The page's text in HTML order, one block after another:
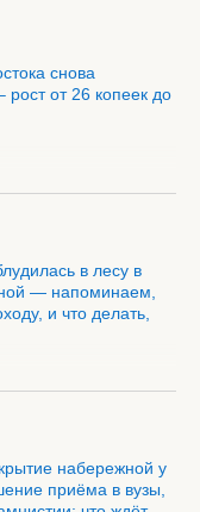
снова
рост от 26 копеек до
в лесу в
— напоминаем,
и что делать,
набережной у
приёма в вузы,